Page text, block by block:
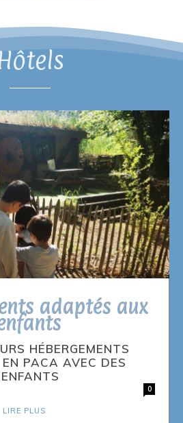
adaptés aux
HÉBERGEMENTS
PACA AVEC DES
ENFANTS
0
LIRE PLUS